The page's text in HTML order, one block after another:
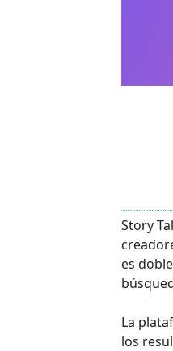
Story
es
La
los